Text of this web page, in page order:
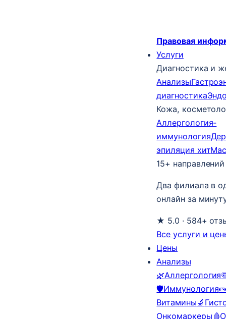
Правовая
Услуги
Диагностика и
Анализы
диагностика
Кожа,
Аллергология-
иммунология
эпиляция хит
15+
Два филиала в
онлайн за
★ 5.0 · 584+
Все услуги и
Цены
Анализы
🌿Аллергология
🛡️Иммунология
Витамины 🔬
Онкомаркеры 🩸